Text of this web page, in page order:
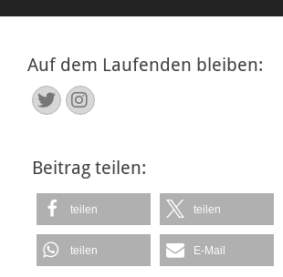
Auf dem Laufenden bleiben:
Twitter
Instagram
Beitrag teilen:
teilen teilen
teilen E-Mail